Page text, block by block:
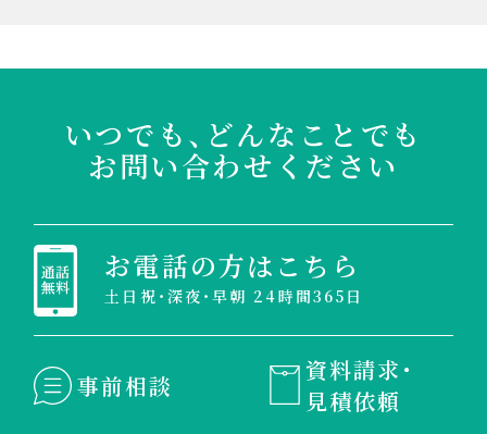
いつでも、どんなことでも
お問い合わせください
お電話の方はこちら
土日祝・深夜・早朝 24時間365日
事前相談
資料請求・
見積依頼